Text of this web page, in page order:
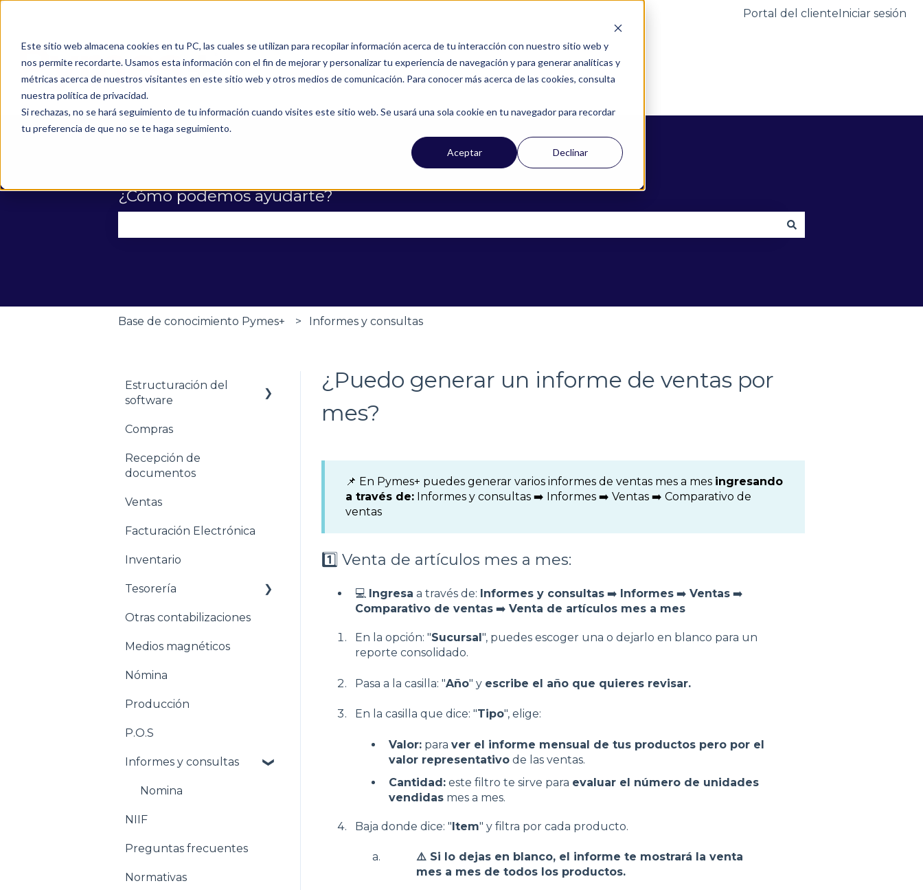
Este sitio web almacena cookies en tu PC, las cuales se utilizan para recopilar información acerca de tu interacción con nuestro sitio web y
nos permite recordarte. Usamos esta información con el fin de mejorar y personalizar tu experiencia de navegación y para generar analíticas y
métricas acerca de nuestros visitantes en este sitio web y otros medios de comunicación. Para conocer más acerca de las cookies, consulta
nuestra política de privacidad.
Si rechazas, no se hará seguimiento de tu información cuando visites este sitio web. Se usará una sola cookie en tu navegador para recordar
tu preferencia de que no se te haga seguimiento.
Aceptar Declinar
Portal del clienteIniciar sesión
¿Cómo podemos ayudarte?
Base de conocimiento Pymes+ Informes y consultas
¿Puedo generar un informe de ventas por
mes?
📌 En Pymes+ puedes generar varios informes de ventas mes a mes ingresando
a través de:Informes y consultas ➡️ Informes ➡️ Ventas ➡️ Comparativo de
ventas
1️⃣ Venta de artículos mes a mes:
💻 Ingresa a través de: Informes y consultas➡️ Informes➡️ Ventas➡️
Comparativo de ventas➡️ Venta de artículos mes a mes
En la opción: "Sucursal ", puedes escoger una o dejarlo en blanco para un
reporte consolidado.
Pasa a la casilla: "Año" y escribe el año que quieres revisar.
En la casilla que dice: "Tipo", elige:
Valor:para ver el informe mensual de tus productos pero por el
valor representativode las ventas.
Cantidad:este filtro te sirve para evaluar el número de unidades
vendidasmes a mes.
Baja donde dice: "Item" y filtra por cada producto.
⚠️ Si lo dejas en blanco, el informe te mostrará la venta
mes a mes de todos los productos.
Estructuración del
software
Pasos para configurar
Estructuración General
Estructuración
Compras
Estructuración Ventas
Estructuración
Tesorería
Pasos para configurar la
Producción
Estructuración
POS
Compras
Recepción de
documentos
Ventas
Facturación Electrónica
Inventario
Tesorería
Conciliacion bancaria
Otras contabilizaciones
Medios magnéticos
Nómina
Producción
P.O.S
Informes y consultas
Nomina
NIIF
Preguntas frecuentes
Normativas